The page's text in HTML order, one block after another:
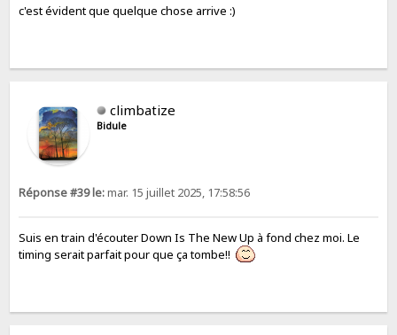
c'est évident que quelque chose arrive :)
climbatize
Bidule
Réponse #39 le:mar. 15 juillet 2025, 17:58:56
Suis en train d'écouter Down Is The New Up à fond chez moi. Le
timing serait parfait pour que ça tombe!!